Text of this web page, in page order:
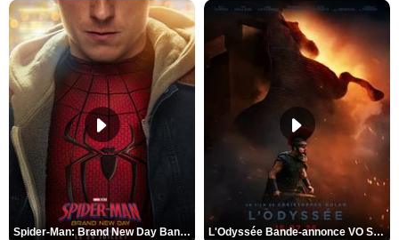
Spider-Man: Brand New Day Bande-annonce VO STFR L'Odyssée Bande-annonce VO STFR